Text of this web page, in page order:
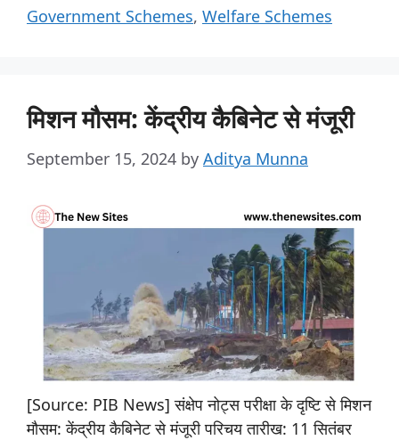
Government Schemes, Welfare Schemes
मिशन मौसम: केंद्रीय कैबिनेट से मंजूरी
September 15, 2024 by Aditya Munna
[Source: PIB News] संक्षेप नोट्स परीक्षा के दृष्टि से मिशन
मौसम: केंद्रीय कैबिनेट से मंजूरी परिचय तारीख: 11 सितंबर